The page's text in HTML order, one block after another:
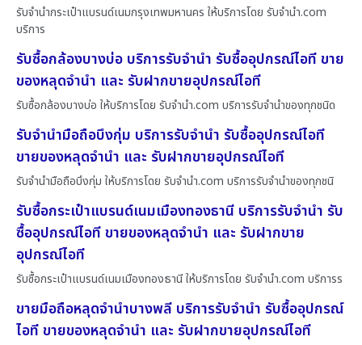
รับจำนำกระเป๋าแบรนด์เนมกรุงเทพมหานคร ให้บริการโดย รับจํานํา.com
บริการ
รับซื้อกล้องบางบ่อ บริการรับจำนำ รับซื้ออุปกรณ์ไอที ขาย
ของหลุดจำนำ และ รับฝากขายอุปกรณ์ไอที
รับซื้อกล้องบางบ่อ ให้บริการโดย รับจํานํา.com บริการรับจำนำของทุกชนิด
รับจำนำมือถือบึงกุ่ม บริการรับจำนำ รับซื้ออุปกรณ์ไอที
ขายของหลุดจำนำ และ รับฝากขายอุปกรณ์ไอที
รับจำนำมือถือบึงกุ่ม ให้บริการโดย รับจํานํา.com บริการรับจำนำของทุกชนิ
รับซื้อกระเป๋าแบรนด์เนมเมืองทองธานี บริการรับจำนำ รับ
ซื้ออุปกรณ์ไอที ขายของหลุดจำนำ และ รับฝากขาย
อุปกรณ์ไอที
รับซื้อกระเป๋าแบรนด์เนมเมืองทองธานี ให้บริการโดย รับจํานํา.com บริการร
ขายมือถือหลุดจำนำบางพลี บริการรับจำนำ รับซื้ออุปกรณ์
ไอที ขายของหลุดจำนำ และ รับฝากขายอุปกรณ์ไอที